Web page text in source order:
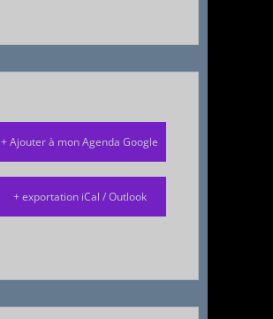
+ Ajouter à mon Agenda Google
+ exportation iCal / Outlook